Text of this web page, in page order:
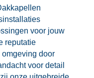
voor jouw
reputatie
door
voor detail